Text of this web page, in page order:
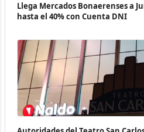
Llega Mercados Bonaerenses a
hasta el 40% con Cuenta DNI